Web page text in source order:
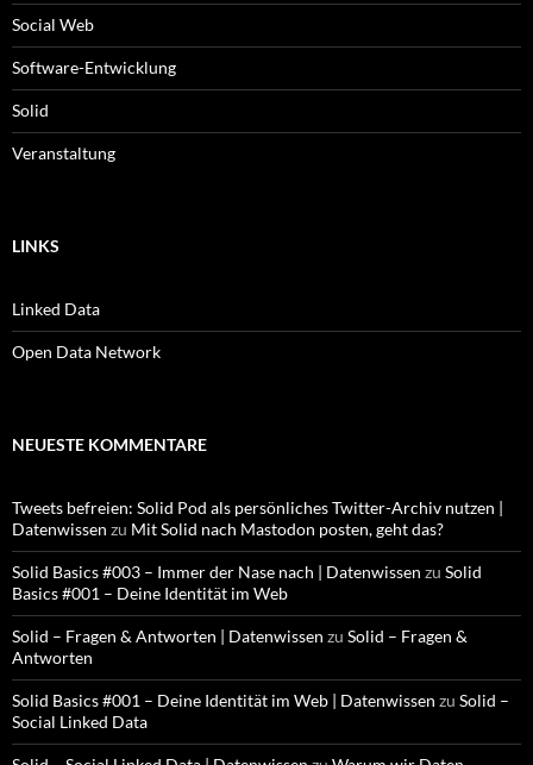
Social Web
Software-Entwicklung
Solid
Veranstaltung
LINKS
Linked Data
Open Data Network
NEUESTE KOMMENTARE
Tweets befreien: Solid Pod als persönliches Twitter-Archiv nutzen |
Datenwissen zu Mit Solid nach Mastodon posten, geht das?
Solid Basics #003 – Immer der Nase nach | Datenwissen zu Solid
Basics #001 – Deine Identität im Web
Solid – Fragen & Antworten | Datenwissen zu Solid – Fragen &
Antworten
Solid Basics #001 – Deine Identität im Web | Datenwissen zu Solid –
Social Linked Data